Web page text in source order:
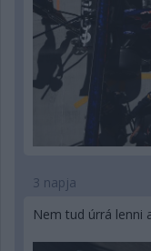
3 napja
Nem tud úrrá lenni